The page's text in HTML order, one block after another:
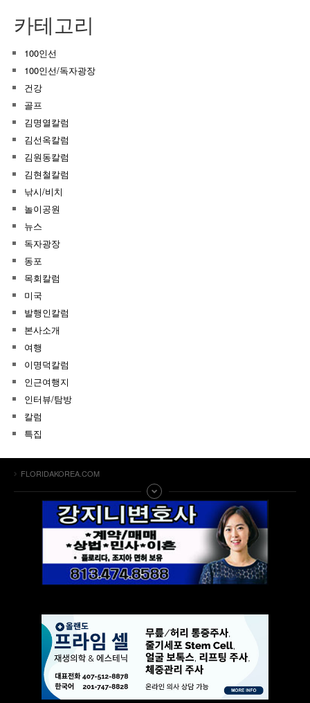
카테고리
100인선
100인선/독자광장
건강
골프
김명열칼럼
김선옥칼럼
김원동칼럼
김현철칼럼
낚시/비치
놀이공원
뉴스
독자광장
동포
목회칼럼
미국
발행인칼럼
본사소개
여행
이명덕칼럼
인근여행지
인터뷰/탐방
칼럼
특집
FLORIDAKOREA.COM